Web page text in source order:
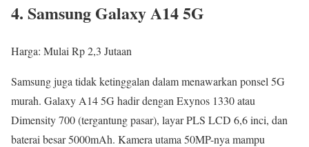
4. Samsung Galaxy A14 5G
Harga: Mulai Rp 2,3 Jutaan
Samsung juga tidak ketinggalan dalam menawarkan ponsel 5G
murah. Galaxy A14 5G hadir dengan Exynos 1330 atau
Dimensity 700 (tergantung pasar), layar PLS LCD 6,6 inci, dan
baterai besar 5000mAh. Kamera utama 50MP-nya mampu